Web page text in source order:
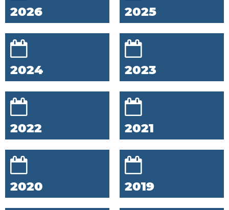
2026 2025
2024 2023
2022 2021
2020 2019